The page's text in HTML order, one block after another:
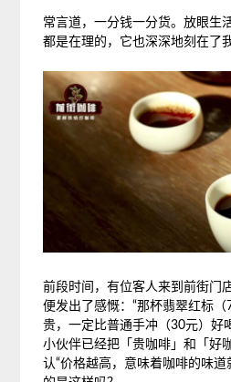
常言道，一分钱一分货。放眼生
都是在理的，它也深深地刻在了
前段时间，有位客人来到前街门
便发出了感慨：“那杯翡翠红标
贵，一定比普通手冲（30元）好
小伙伴已经把「贵咖啡」和「好
认“价格越高，意味着咖啡的味